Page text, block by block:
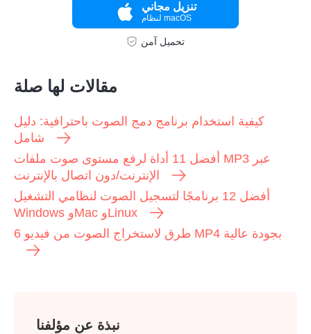
تنزيل مجاني
لنظام macOS
تحميل آمن
مقالات لها صلة
كيفية استخدام برنامج دمج الصوت باحترافية: دليل
شامل
أفضل 11 أداة لرفع مستوى صوت ملفات MP3 عبر
الإنترنت/دون اتصال بالإنترنت
أفضل 12 برنامجًا لتسجيل الصوت لنظامي التشغيل
Windows وMac وLinux
6 طرق لاستخراج الصوت من فيديو MP4 بجودة عالية
نبذة عن مؤلفنا